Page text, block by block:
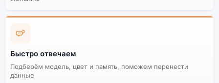
Быстро отвечаем
Подберём модель, цвет и память, поможем перенести
данные